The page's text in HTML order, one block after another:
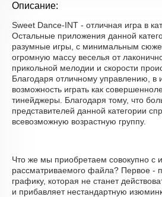
Описание:
Sweet Dance-INT - отличная игра в
Остальные приложения данной
разумные игры, с минимальным
огромную массу веселья от
прикольной мелодии и скорости
Благодаря отличному управлению, в
возможность играть как
тинейджеры. Благодаря тому, что
представителей данной категории
всевозможную возрастную группу.
Что же мы приобретаем совокупно с
рассматриваемого файла? Первое -
графику, которая не станет
и прибавляет нестандартную